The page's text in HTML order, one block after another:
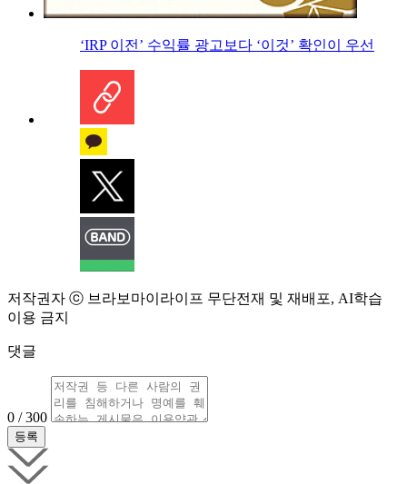
‘IRP 이전’ 수익률 광고보다 ‘이것’ 확인이 우선
저작권자 ⓒ 브라보마이라이프 무단전재 및 재배포, AI학습
이용 금지
댓글
0 / 300